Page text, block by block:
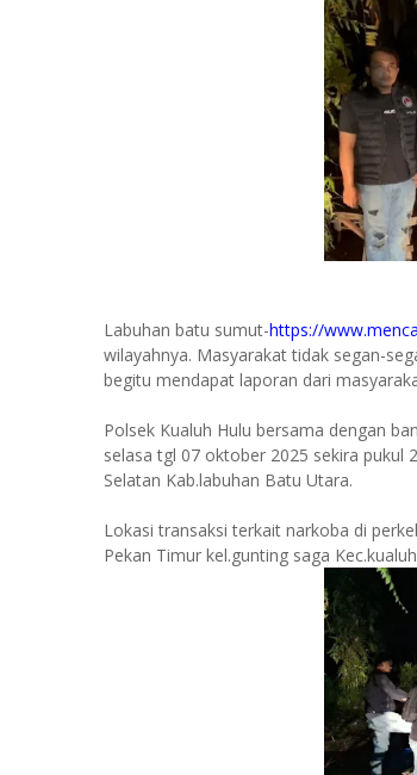
Labuhan batu sumut-https://
wilayahnya. Masyarakat tidak segan-
begitu mendapat laporan dari
Polsek Kualuh Hulu bersama dengan
selasa tgl 07 oktober 2025 sekira pukul
Selatan Kab.labuhan Batu Utara.
Lokasi transaksi terkait narkoba di
Pekan Timur kel.gunting saga